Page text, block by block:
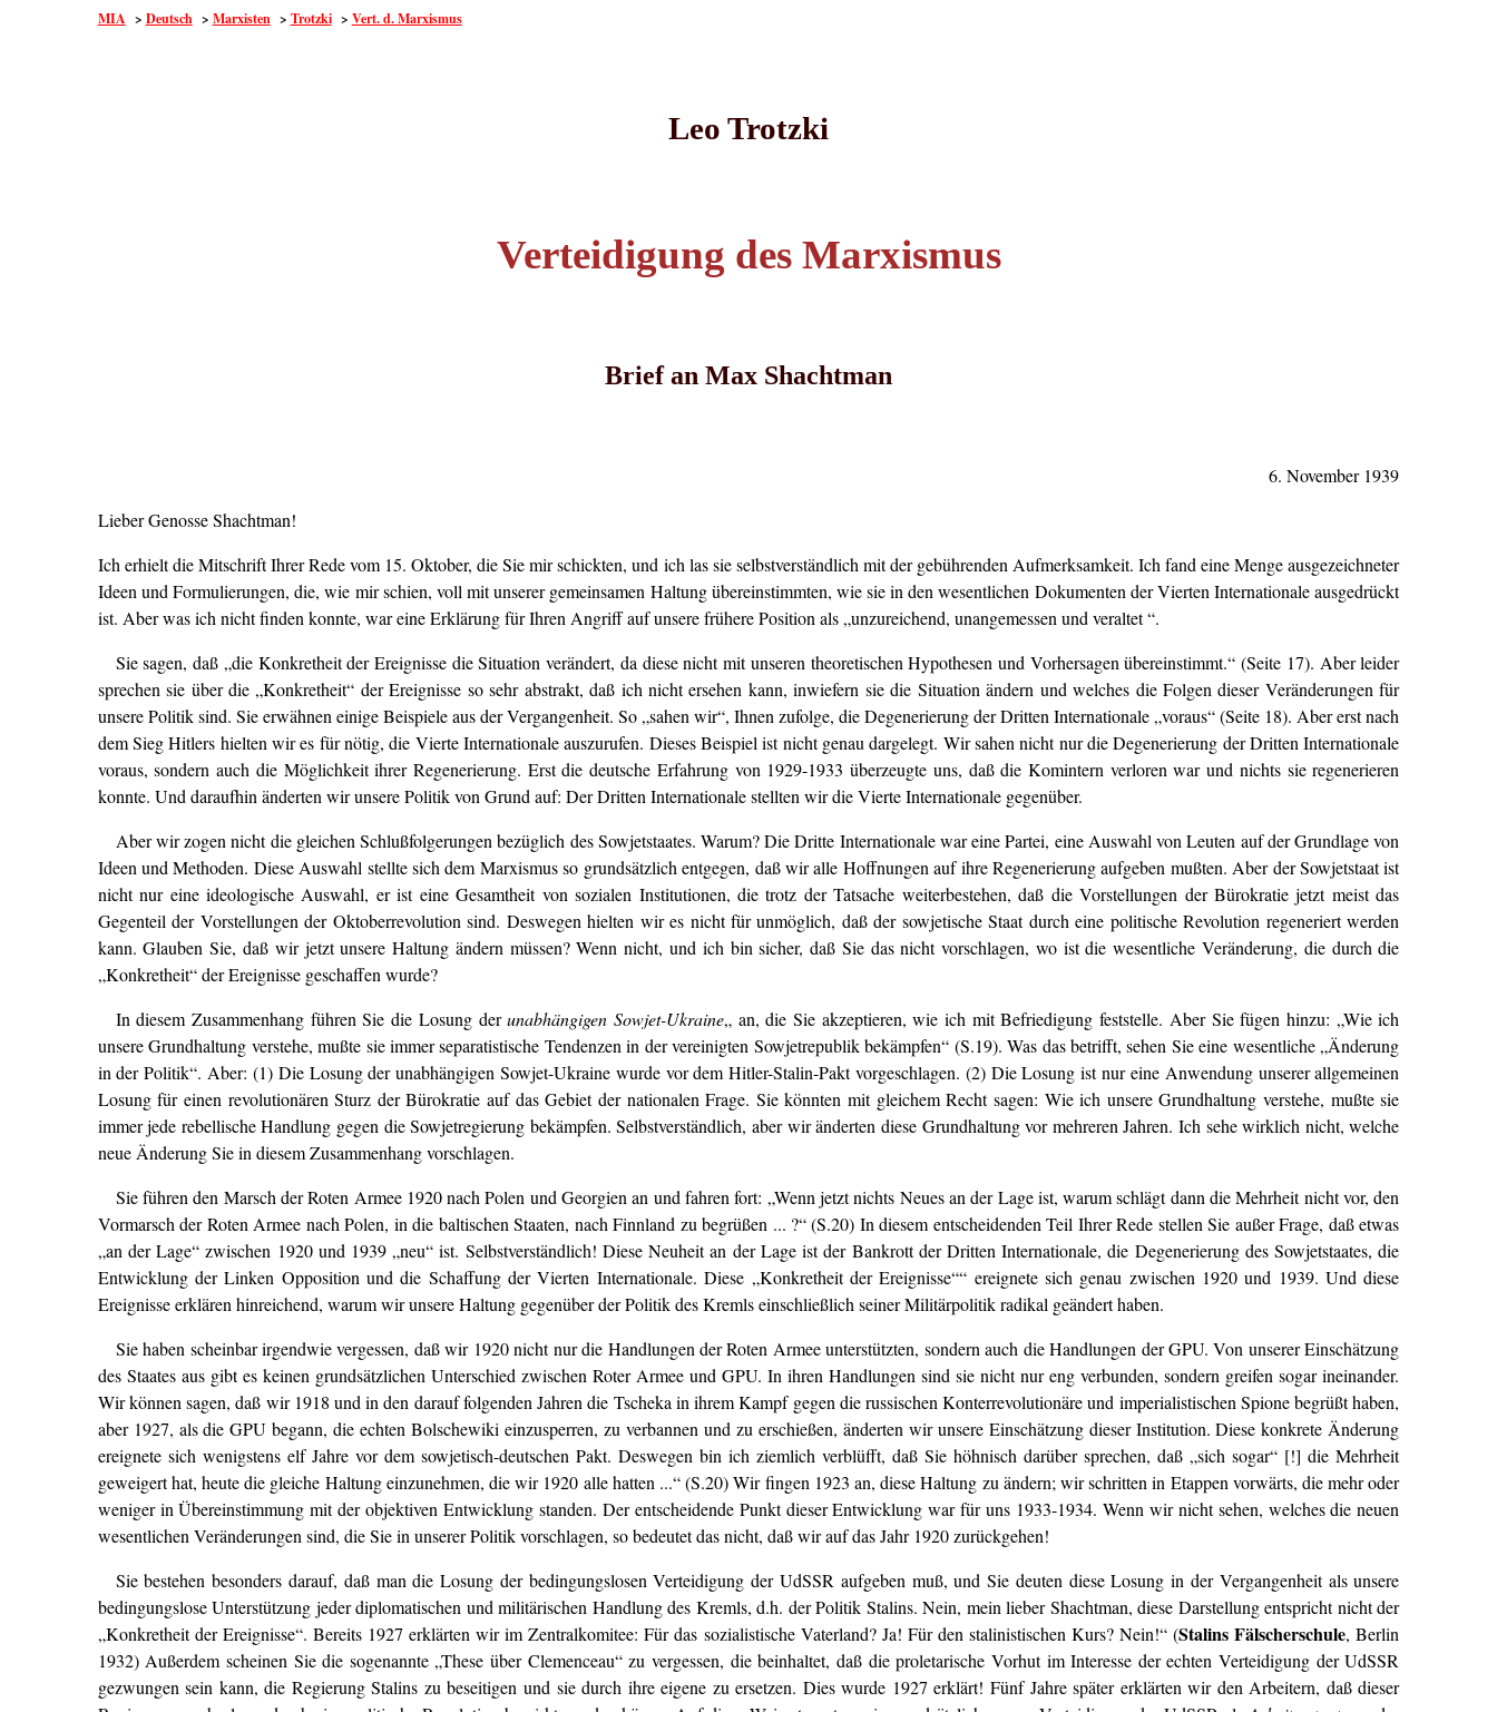
MIA > Deutsch> Marxisten> Trotzki> Vert. d. Marxismus
Leo Trotzki
Verteidigung des Marxismus
Brief an Max Shachtman
6. November 1939
Lieber Genosse Shachtman!
Ich erhielt die Mitschrift Ihrer Rede vom 15. Oktober, die Sie mir schickten, und ich las sie selbstverständlich mit der gebührenden Aufmerksamkeit. Ich fand eine Menge ausgezeichneter
Ideen und Formulierungen, die, wie mir schien, voll mit unserer gemeinsamen Haltung übereinstimmten, wie sie in den wesentlichen Dokumenten der Vierten Internationale ausgedrückt
ist. Aber was ich nicht finden konnte, war eine Erklärung für Ihren Angriff auf unsere frühere Position als „unzureichend, unangemessen und veraltet “.
Sie sagen, daß „die Konkretheit der Ereignisse die Situation verändert, da diese nicht mit unseren theoretischen Hypothesen und Vorhersagen übereinstimmt.“ (Seite 17). Aber leider
sprechen sie über die „Konkretheit“ der Ereignisse so sehr abstrakt, daß ich nicht ersehen kann, inwiefern sie die Situation ändern und welches die Folgen dieser Veränderungen für
unsere Politik sind. Sie erwähnen einige Beispiele aus der Vergangenheit. So „sahen wir“, Ihnen zufolge, die Degenerierung der Dritten Internationale „voraus“ (Seite 18). Aber erst nach
dem Sieg Hitlers hielten wir es für nötig, die Vierte Internationale auszurufen. Dieses Beispiel ist nicht genau dargelegt. Wir sahen nicht nur die Degenerierung der Dritten Internationale
voraus, sondern auch die Möglichkeit ihrer Regenerierung. Erst die deutsche Erfahrung von 1929-1933 überzeugte uns, daß die Komintern verloren war und nichts sie regenerieren
konnte. Und daraufhin änderten wir unsere Politik von Grund auf: Der Dritten Internationale stellten wir die Vierte Internationale gegenüber.
Aber wir zogen nicht die gleichen Schlußfolgerungen bezüglich des Sowjetstaates. Warum? Die Dritte Internationale war eine Partei, eine Auswahl von Leuten auf der Grundlage von
Ideen und Methoden. Diese Auswahl stellte sich dem Marxismus so grundsätzlich entgegen, daß wir alle Hoffnungen auf ihre Regenerierung aufgeben mußten. Aber der Sowjetstaat ist
nicht nur eine ideologische Auswahl, er ist eine Gesamtheit von sozialen Institutionen, die trotz der Tatsache weiterbestehen, daß die Vorstellungen der Bürokratie jetzt meist das
Gegenteil der Vorstellungen der Oktoberrevolution sind. Deswegen hielten wir es nicht für unmöglich, daß der sowjetische Staat durch eine politische Revolution regeneriert werden
kann. Glauben Sie, daß wir jetzt unsere Haltung ändern müssen? Wenn nicht, und ich bin sicher, daß Sie das nicht vorschlagen, wo ist die wesentliche Veränderung, die durch die
„Konkretheit“ der Ereignisse geschaffen wurde?
In diesem Zusammenhang führen Sie die Losung derunabhängigen Sowjet-Ukraine„ an, die Sie akzeptieren, wie ich mit Befriedigung feststelle. Aber Sie fügen hinzu: „Wie ich
unsere Grundhaltung verstehe, mußte sie immer separatistische Tendenzen in der vereinigten Sowjetrepublik bekämpfen“ (S.19). Was das betrifft, sehen Sie eine wesentliche „Änderung
in der Politik“. Aber: (1) Die Losung der unabhängigen Sowjet-Ukraine wurde vor dem Hitler-Stalin-Pakt vorgeschlagen. (2) Die Losung ist nur eine Anwendung unserer allgemeinen
Losung für einen revolutionären Sturz der Bürokratie auf das Gebiet der nationalen Frage. Sie könnten mit gleichem Recht sagen: Wie ich unsere Grundhaltung verstehe, mußte sie
immer jede rebellische Handlung gegen die Sowjetregierung bekämpfen. Selbstverständlich, aber wir änderten diese Grundhaltung vor mehreren Jahren. Ich sehe wirklich nicht, welche
neue Änderung Sie in diesem Zusammenhang vorschlagen.
Sie führen den Marsch der Roten Armee 1920 nach Polen und Georgien an und fahren fort: „Wenn jetzt nichts Neues an der Lage ist, warum schlägt dann die Mehrheit nicht vor, den
Vormarsch der Roten Armee nach Polen, in die baltischen Staaten, nach Finnland zu begrüßen ... ?“ (S.20) In diesem entscheidenden Teil Ihrer Rede stellen Sie außer Frage, daß etwas
„an der Lage“ zwischen 1920 und 1939 „neu“ ist. Selbstverständlich! Diese Neuheit an der Lage ist der Bankrott der Dritten Internationale, die Degenerierung des Sowjetstaates, die
Entwicklung der Linken Opposition und die Schaffung der Vierten Internationale. Diese „Konkretheit der Ereignisse““ ereignete sich genau zwischen 1920 und 1939. Und diese
Ereignisse erklären hinreichend, warum wir unsere Haltung gegenüber der Politik des Kremls einschließlich seiner Militärpolitik radikal geändert haben.
Sie haben scheinbar irgendwie vergessen, daß wir 1920 nicht nur die Handlungen der Roten Armee unterstützten, sondern auch die Handlungen der GPU. Von unserer Einschätzung
des Staates aus gibt es keinen grundsätzlichen Unterschied zwischen Roter Armee und GPU. In ihren Handlungen sind sie nicht nur eng verbunden, sondern greifen sogar ineinander.
Wir können sagen, daß wir 1918 und in den darauf folgenden Jahren die Tscheka in ihrem Kampf gegen die russischen Konterrevolutionäre und imperialistischen Spione begrüßt haben,
aber 1927, als die GPU begann, die echten Bolschewiki einzusperren, zu verbannen und zu erschießen, änderten wir unsere Einschätzung dieser Institution. Diese konkrete Änderung
ereignete sich wenigstens elf Jahre vor dem sowjetisch-deutschen Pakt. Deswegen bin ich ziemlich verblüfft, daß Sie höhnisch darüber sprechen, daß „sich sogar“ [!] die Mehrheit
geweigert hat, heute die gleiche Haltung einzunehmen, die wir 1920 alle hatten ...“ (S.20) Wir fingen 1923 an, diese Haltung zu ändern; wir schritten in Etappen vorwärts, die mehr oder
weniger in Übereinstimmung mit der objektiven Entwicklung standen. Der entscheidende Punkt dieser Entwicklung war für uns 1933-1934. Wenn wir nicht sehen, welches die neuen
wesentlichen Veränderungen sind, die Sie in unserer Politik vorschlagen, so bedeutet das nicht, daß wir auf das Jahr 1920 zurückgehen!
Sie bestehen besonders darauf, daß man die Losung der bedingungslosen Verteidigung der UdSSR aufgeben muß, und Sie deuten diese Losung in der Vergangenheit als unsere
bedingungslose Unterstützung jeder diplomatischen und militärischen Handlung des Kremls, d.h. der Politik Stalins. Nein, mein lieber Shachtman, diese Darstellung entspricht nicht der
„Konkretheit der Ereignisse“. Bereits 1927 erklärten wir im Zentralkomitee: Für das sozialistische Vaterland? Ja! Für den stalinistischen Kurs? Nein!“ (Stalins Fälscherschule, Berlin
1932) Außerdem scheinen Sie die sogenannte „These über Clemenceau“ zu vergessen, die beinhaltet, daß die proletarische Vorhut im Interesse der echten Verteidigung der UdSSR
gezwungen sein kann, die Regierung Stalins zu beseitigen und sie durch ihre eigene zu ersetzen. Dies wurde 1927 erklärt! Fünf Jahre später erklärten wir den Arbeitern, daß dieser